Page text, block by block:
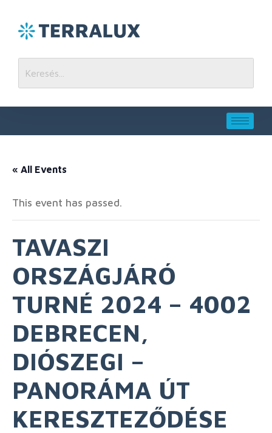
« All Events
This event has passed.
TAVASZI
ORSZÁGJÁRÓ
TURNÉ 2024 – 4002
DEBRECEN,
DIÓSZEGI –
PANORÁMA ÚT
KERESZTEZŐDÉSE